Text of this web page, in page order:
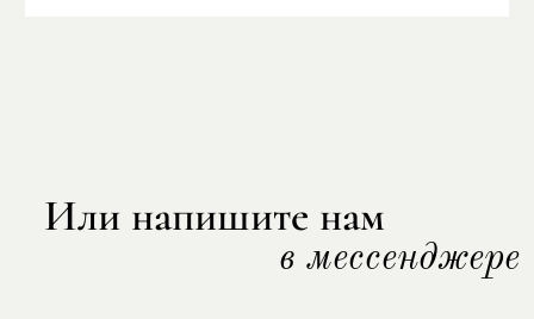
Или напишите нам
в мессенджере